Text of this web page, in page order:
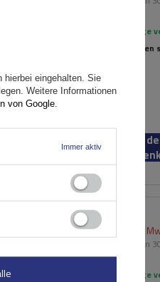
Große Menge
Wir versenden
In
88,00 € inkl.
Niedrigster Preis in
109,99 €-19%
Große Menge
hierbei eingehalten. Sie
Weitere Informationen
von Google
Immer aktiv